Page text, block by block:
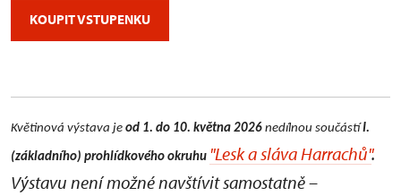
KOUPIT VSTUPENKU
Květinová výstava je od 1. do 10. května 2026 nedílnou součástíI.
(základního) prohlídkového okruhu "Lesk a sláva Harrachů".
Výstavu není možné navštívit samostatně –